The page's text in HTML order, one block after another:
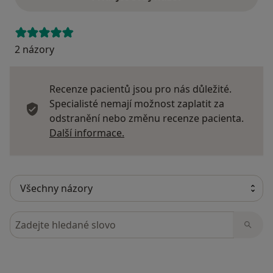
2 názory
Recenze pacientů jsou pro nás důležité.
Specialisté nemají možnost zaplatit za
odstranění nebo změnu recenze pacienta.
Další informace.
Hledejte v názorech